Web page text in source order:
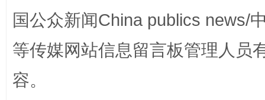
国公众新闻China publics news/
等传媒网站信息留言板管理人员
容。